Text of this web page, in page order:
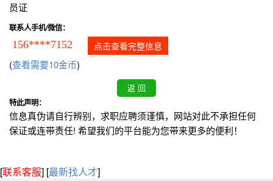
员证
联系人手机/微信：
156****7152 点击查看完整信息
(查看需要10金币)
特此声明：
信息真伪请自行辨别，求职应聘须谨慎，网站对此不承担任何
保证或连带责任! 希望我们的平台能为您带来更多的便利！
[联系客服] [最新找人才]